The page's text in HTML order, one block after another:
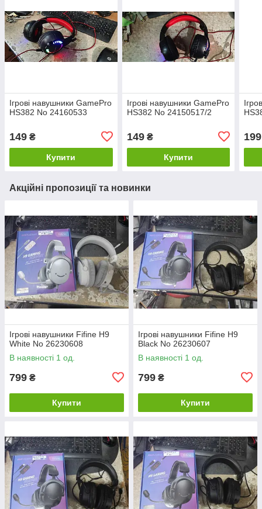
Ігрові навушники GamePro
HS382 No 24160533
149 ₴
Купити
Ігрові навушники GamePro
HS382 No 24150517/2
149₴
Купити
199
Акційні пропозиції та новинки
Ігрові навушники Fifine H9
White No 26230608
В наявності 1 од.
799 ₴
Купити
Ігрові навушники Fifine H9
Black No 26230607
В наявності 1 од.
799 ₴
Купити